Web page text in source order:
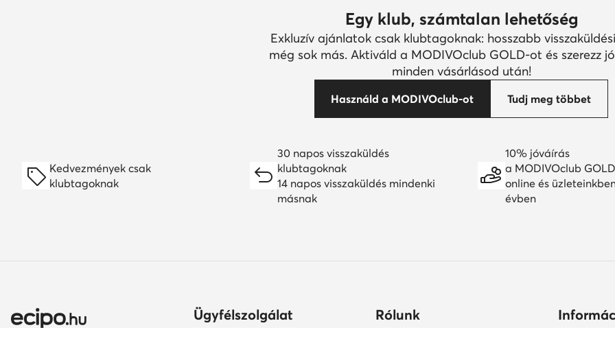
Egy klub, számtalan lehetőség
Exkluzív ajánlatok csak klubtagoknak: hosszabb
még sok más. Aktiváld a MODIVOclub GOLD-ot és szerezz
minden vásárlásod után!
Használd a MODIVOclub-ot Tudj meg többet
Kedvezmények csak
klubtagoknak
30 napos visszaküldés
klubtagoknak
14 napos visszaküldés mindenki
másnak
10% jóváírás
a MODIVOclub
online és
évben
Ügyfélszolgálat Rólunk